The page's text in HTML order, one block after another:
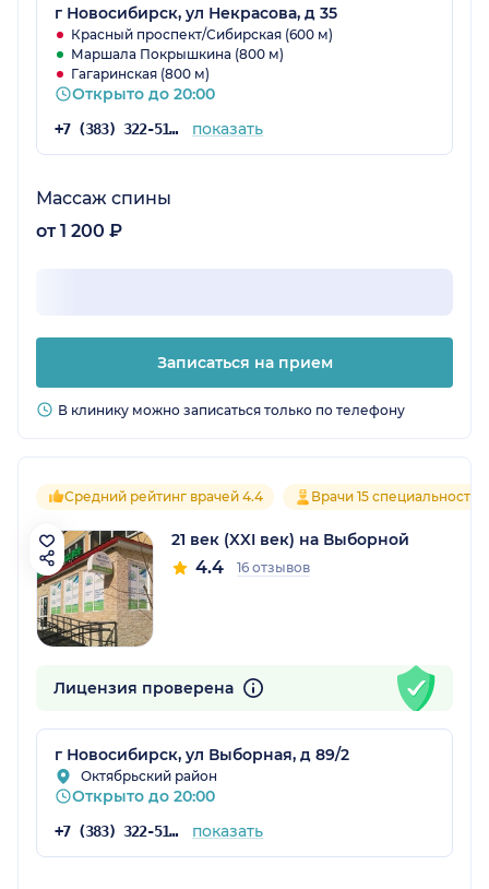
г Новосибирск, ул Некрасова, д 35
Красный проспект/Сибирская (600 м)
Маршала Покрышкина (800 м)
Гагаринская (800 м)
Открыто до 20:00
+7 (383) 322-51-40 показать
Массаж спины
от 1 200 ₽
Записаться на прием
В клинику можно записаться только по телефону
Средний рейтинг врачей 4.4 Врачи 15 специальностей
21 век (XXI век) на Выборной
4.4 16 отзывов
Лицензия проверена
г Новосибирск, ул Выборная, д 89/2
Октябрьский район
Открыто до 20:00
+7 (383) 322-51-40 показать